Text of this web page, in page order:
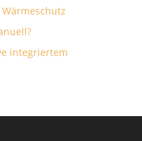
integriertem